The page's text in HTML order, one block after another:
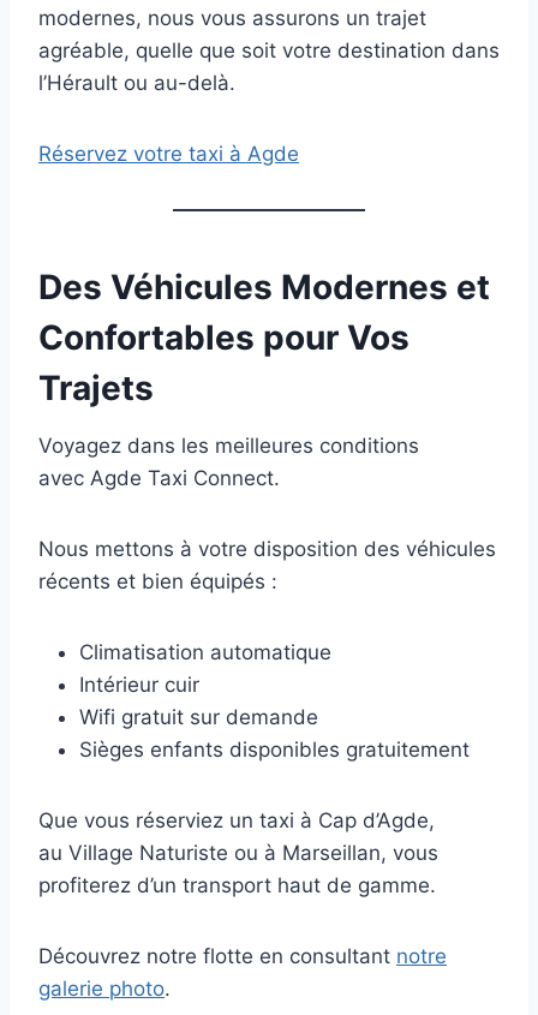
modernes, nous vous assurons un trajet
agréable, quelle que soit votre destination dans
l’Hérault ou au-delà.
Réservez votre taxi à Agde
Des Véhicules Modernes et
Confortables pour Vos
Trajets
Voyagez dans les meilleures conditions
avec Agde Taxi Connect.
Nous mettons à votre disposition des véhicules
récents et bien équipés :
Climatisation automatique
Intérieur cuir
Wifi gratuit sur demande
Sièges enfants disponibles gratuitement
Que vous réserviez un taxi à Cap d’Agde,
au Village Naturiste ou à Marseillan, vous
profiterez d’un transport haut de gamme.
Découvrez notre flotte en consultant notre
galerie photo.